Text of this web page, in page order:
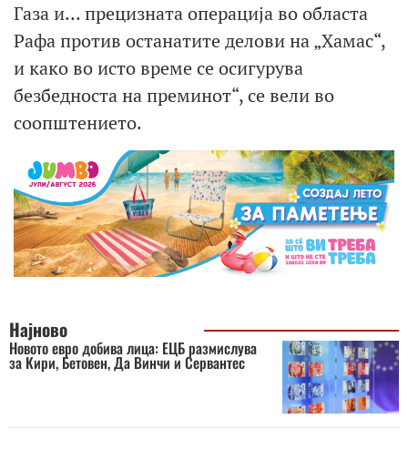
Газа и… прецизната операција во областа
Рафа против останатите делови на „Хамас“,
и како во исто време се осигурува
безбедноста на преминот“, се вели во
соопштението.
Најново
Новото евро добива лица: ЕЦБ размислува
за Кири, Бетовен, Да Винчи и Сервантес